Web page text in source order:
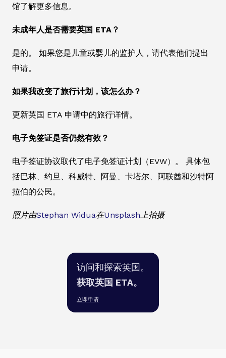
馆了解更多信息。
未成年人是否需要英国 ETA？
是的。 如果您是儿童或婴儿的监护人，请代表他们提出
申请。
如果我改变了旅行计划，该怎么办？
更新英国 ETA 申请中的旅行详情。
电子免签证是否仍然有效？
电子签证协议取代了电子免签证计划（EVW）。 具体包
括巴林、约旦、科威特、阿曼、卡塔尔、阿联酋和沙特阿
拉伯的公民。
照片由Stephan Widua在Unsplash上拍摄
访问和探索英国。
获取英国 ETA。
立即申请